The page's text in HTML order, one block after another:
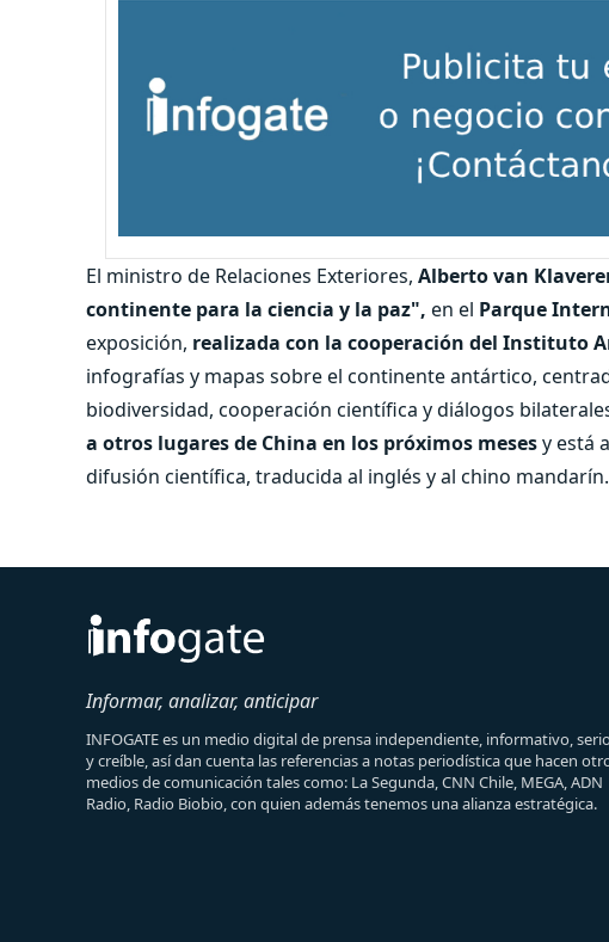
El ministro de Relaciones Exteriores, Alberto van
continente para la ciencia y la paz", en el Parque
exposición, realizada con la cooperación del Instituto
infografías y mapas sobre el continente antártico,
biodiversidad, cooperación científica y diálogos
a otros lugares de China en los próximos mesesy está
difusión científica, traducida al inglés y al chino mandarín.
Informar, analizar, anticipar
INFOGATE es un medio digital de prensa independiente, informativo,
y creíble, así dan cuenta las referencias a notas periodística que hacen
medios de comunicación tales como: La Segunda, CNN Chile, MEGA, ADN
Radio, Radio Biobio, con quien además tenemos una alianza estratégica.